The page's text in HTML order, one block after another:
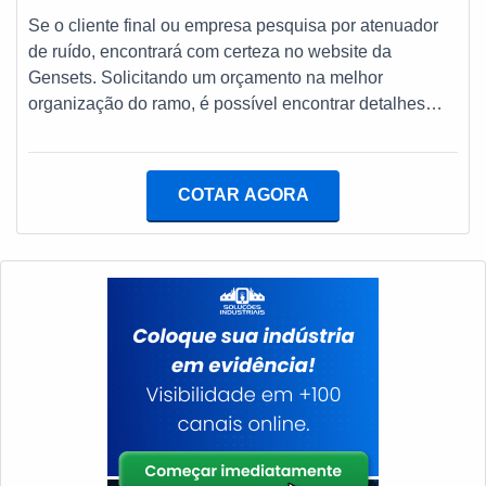
Energia é uma empresa inovadora quando exploramos
o segmento de manutenção e instalação de grupos
geradores e subestações. O foco é oferecer a
tecnologia e desenvolvimento no que gera resultado e
QUALIDADE COMPROVADASomente na Lufetec
Engenharia & Energia é possível encontrar o que há de
melhor em manutenção e instalação de grupos
tanque de diesel e manutenção preventiva subestação
com ótima qualidade e excelente custo-benefício.A
empresa também conta com um atendimento
qualificado, através de funcionários especializados e
cuidadosos, que entendem a necessidade de cada
cliente. Também foram investidos valores consideráveis
em instalações de qualidade, aumentando a eficiência
da marca.A Lufetec Engenharia & Energia é uma
Se o cliente final ou empresa pesquisa por atenuador
de ruído, encontrará com certeza no website da
Gensets. Solicitando um orçamento na melhor
organização do ramo, é possível encontrar detalhes
atuação.ALGUNS DETALHES SOBRE O
com a Gensets. A empresa tem em seu escopo tanque
de combustível e silencioso hospitalar, focando em
tecnologia e desenvolvimento no que gera resultado ao
cliente.Ainda focando na qualidade em atenuador de
ruído, deve-se ter a exatidão em orçar com empresas
que prezam por produtos e serviços que tenham ótima
qualidade e eficiência, detalhes que passam
despercebidos e podem gerar prejuízo futuros para os
demonstrar conhecimento e autoridade em uma área de
COTAR AGORA